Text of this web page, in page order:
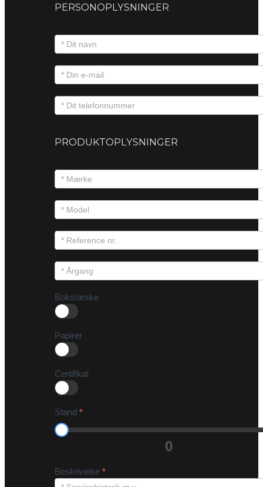
PERSONOPLYSNINGER
PRODUKTOPLYSNINGER
Boks/æske
Papirer
Certifikat
Stand *
0
Beskrivelse *